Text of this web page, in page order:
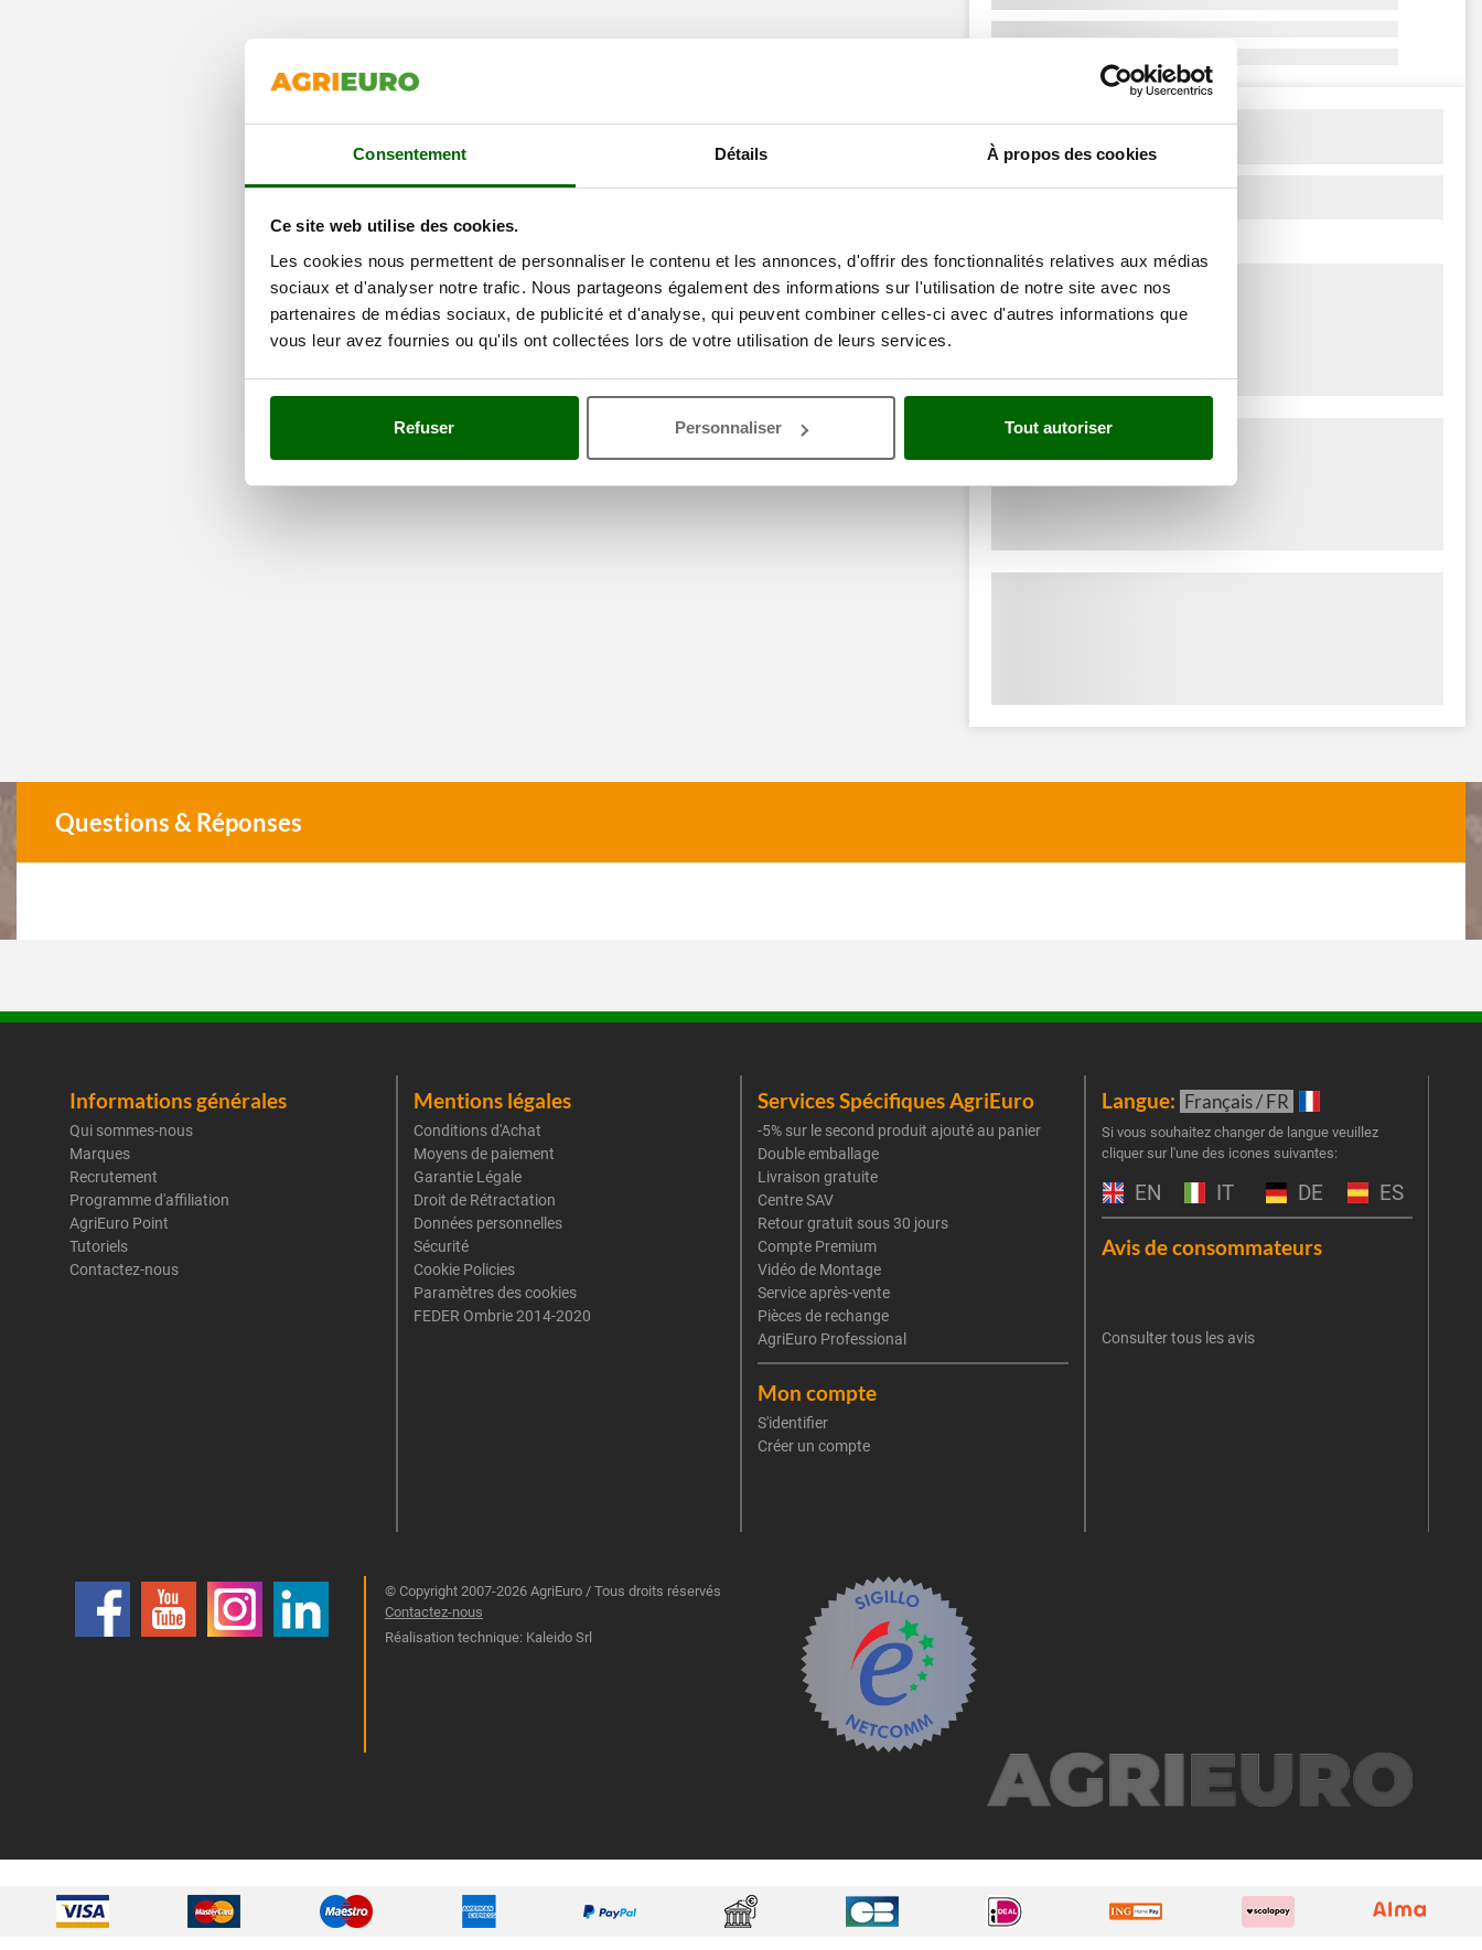
Consentement Détails À propos des cookies
Ce site web utilise des cookies.
Les cookies nous permettent de personnaliser le contenu et les annonces, d'offrir des fonctionnalités relatives aux médias
sociaux et d'analyser notre trafic. Nous partageons également des informations sur l'utilisation de notre site avec nos
partenaires de médias sociaux, de publicité et d'analyse, qui peuvent combiner celles-ci avec d'autres informations que
vous leur avez fournies ou qu'ils ont collectées lors de votre utilisation de leurs services.
Refuser Personnaliser Tout autoriser
Questions & Réponses
Informations générales
Qui sommes-nous
Marques
Recrutement
Programme d'affiliation
AgriEuro Point
Tutoriels
Contactez-nous
Mentions légales
Conditions d'Achat
Moyens de paiement
Garantie Légale
Droit de Rétractation
Données personnelles
Sécurité
Cookie Policies
Paramètres des cookies
FEDER Ombrie 2014-2020
Services Spécifiques AgriEuro
-5% sur le second produit ajouté au panier
Double emballage
Livraison gratuite
Centre SAV
Retour gratuit sous 30 jours
Compte Premium
Vidéo de Montage
Service après-vente
Pièces de rechange
AgriEuro Professional
Mon compte
S'identifier
Créer un compte
Langue: Français / FR
Si vous souhaitez changer de langue veuillez
cliquer sur l'une des icones suivantes:
EN IT DE ES
Avis de consommateurs
Consulter tous les avis
© Copyright 2007-2026 AgriEuro / Tous droits réservés
Contactez-nous
Réalisation technique: Kaleido Srl